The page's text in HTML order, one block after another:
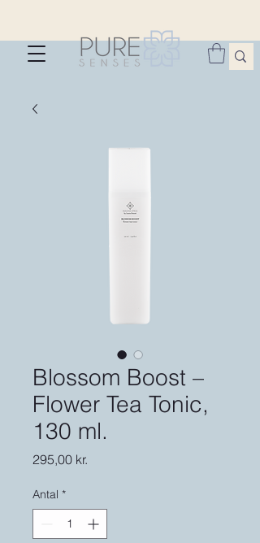
Blossom Boost –
Flower Tea Tonic,
130 ml.
295,00 kr.
Antal *